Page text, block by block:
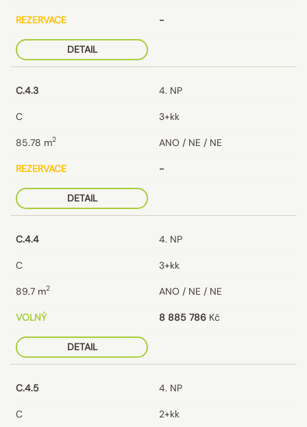
REZERVACE -
DETAIL
C.4.3 4. NP
C 3+kk
85.78 m2 ANO / NE / NE
REZERVACE -
DETAIL
C.4.4 4. NP
C 3+kk
89.7 m2 ANO / NE / NE
VOLNÝ 8 885 786 Kč
DETAIL
C.4.5 4. NP
C 2+kk